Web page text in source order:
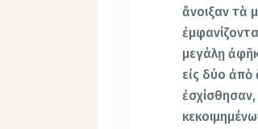
ἄνοιξαν τὰ
μεγάλῃ
εἰς δύο ἀπὸ